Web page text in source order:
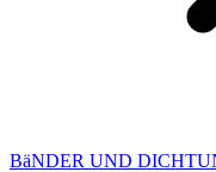
BäNDER UND